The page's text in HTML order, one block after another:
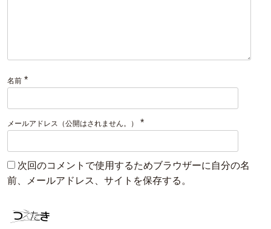
名前 *
メールアドレス（公開はされません。） *
次回のコメントで使用するためブラウザーに自分の名
前、メールアドレス、サイトを保存する。